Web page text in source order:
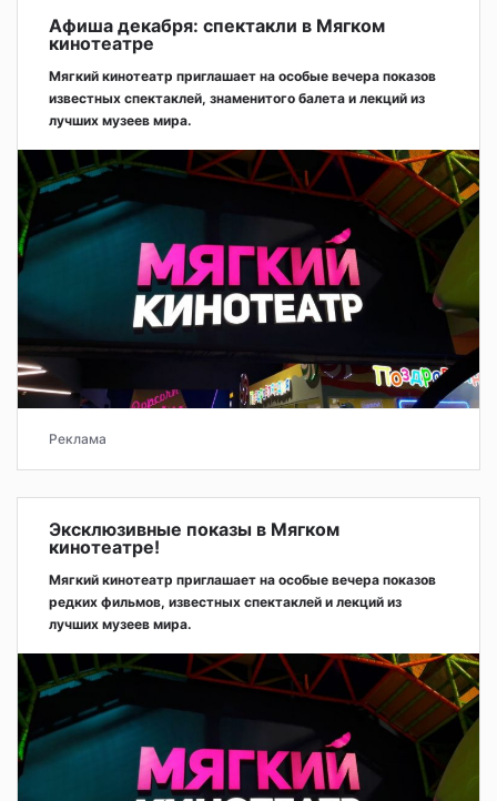
Афиша декабря: спектакли в Мягком
кинотеатре
Мягкий кинотеатр приглашает на особые вечера показов
известных спектаклей, знаменитого балета и лекций из
лучших музеев мира.
Реклама
Эксклюзивные показы в Мягком
кинотеатре!
Мягкий кинотеатр приглашает на особые вечера показов
редких фильмов, известных спектаклей и лекций из
лучших музеев мира.